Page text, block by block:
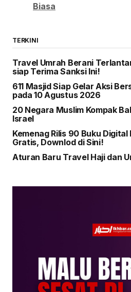
Biasa
TERKINI
Travel Umrah Berani
siap Terima Sanksi Ini!
611 Masjid Siap Gelar Aksi
pada 10 Agustus 2026
20 Negara Muslim Kompak
Israel
Kemenag Rilis 90 Buku
Gratis, Downlod di Sini!
Aturan Baru Travel Haji dan